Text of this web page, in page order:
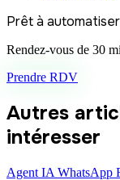
Prêt à
Rendez-vous de 30
Prendre RDV
Autres
intéresser
Agent IA WhatsApp